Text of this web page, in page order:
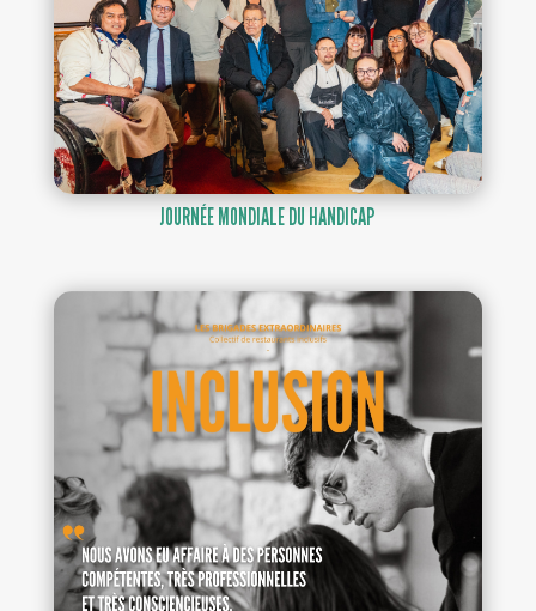
JOURNÉE MONDIALE DU HANDICAP